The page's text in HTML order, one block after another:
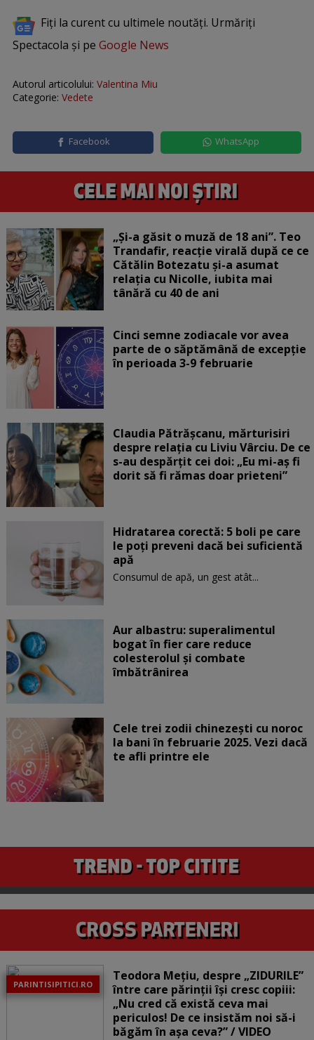
Fiți la curent cu ultimele noutăți. Urmăriți
Spectacola și pe Google News
Autorul articolului: Valentina Miu
Categorie: Vedete
Facebook WhatsApp
„Și-a găsit o muză de 18 ani”. Teo
Trandafir, reacție virală după ce ce
Cătălin Botezatu și-a asumat
relația cu Nicolle, iubita mai
tânără cu 40 de ani
Cinci semne zodiacale vor avea
parte de o săptămână de excepție
în perioada 3-9 februarie
Claudia Pătrășcanu, mărturisiri
despre relația cu Liviu Vârciu. De ce
s-au despărțit cei doi: „Eu mi-aș fi
dorit să fi rămas doar prieteni”
Hidratarea corectă: 5 boli pe care
le poți preveni dacă bei suficientă
apă
Consumul de apă, un gest atât...
Aur albastru: superalimentul
bogat în fier care reduce
colesterolul și combate
îmbătrânirea
Cele trei zodii chinezești cu noroc
la bani în februarie 2025. Vezi dacă
te afli printre ele
PARINTISIPITICI.RO
Teodora Mețiu, despre „ZIDURILE”
între care părinții își cresc copiii:
„Nu cred că există ceva mai
periculos! De ce insistăm noi să-i
băgăm în așa ceva?” / VIDEO